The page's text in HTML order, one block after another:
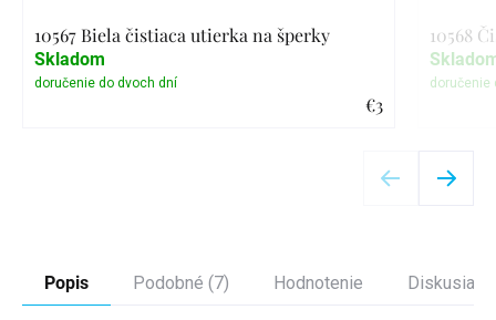
10567 Biela čistiaca utierka na šperky
€3
Skladom
10568
Popis Podobné (7) Hodnotenie Diskusia